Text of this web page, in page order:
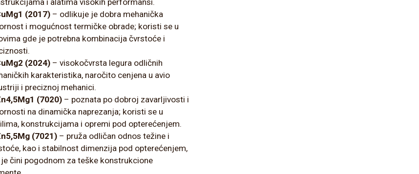
i alatima visokih performansi.
(2017) – odlikuje je dobra mehanička
i mogućnost termičke obrade; koristi se u
gde je potrebna kombinacija čvrstoće i
(2024) – visokočvrsta legura odličnih
karakteristika, naročito cenjena u avio
i preciznoj mehanici.
(7020) – poznata po dobroj zavarljivosti i
na dinamička naprezanja; koristi se u
konstrukcijama i opremi pod opterećenjem.
(7021) – pruža odličan odnos težine i
kao i stabilnost dimenzija pod opterećenjem,
čini pogodnom za teške konstrukcione